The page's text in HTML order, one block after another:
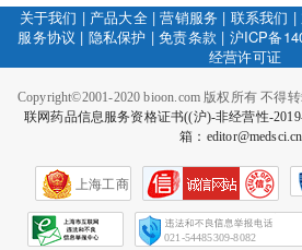
关于我们 | 产品大全|营销服务 | 联系我们 |
服务协议 | 隐私保护 |免责条款 | 沪ICP备
经营许可证
Copyright©2001-2020 bioon.com 版权所有 不得
联网药品信息服务资格证书((沪)-非经营性-
箱：
上海工商
021-54485309-8082